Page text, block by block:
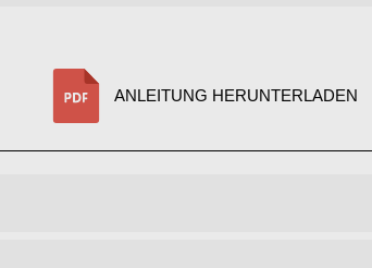
ANLEITUNG HERUNTERLADEN